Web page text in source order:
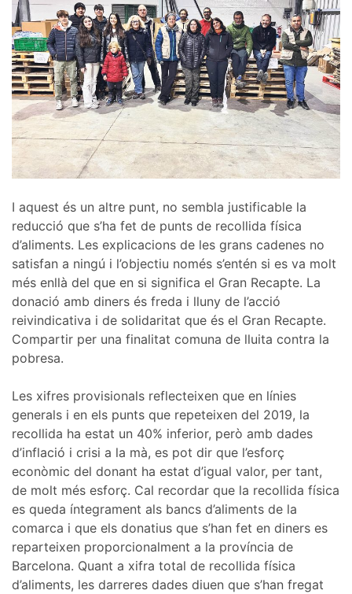
I aquest és un altre punt, no sembla justificable la
reducció que s’ha fet de punts de recollida física
d’aliments. Les explicacions de les grans cadenes no
satisfan a ningú i l’objectiu només s’entén si es va molt
més enllà del que en si significa el Gran Recapte. La
donació amb diners és freda i lluny de l’acció
reivindicativa i de solidaritat que és el Gran Recapte.
Compartir per una finalitat comuna de lluita contra la
pobresa.
Les xifres provisionals reflecteixen que en línies
generals i en els punts que repeteixen del 2019, la
recollida ha estat un 40% inferior, però amb dades
d’inflació i crisi a la mà, es pot dir que l’esforç
econòmic del donant ha estat d’igual valor, per tant,
de molt més esforç. Cal recordar que la recollida física
es queda íntegrament als bancs d’aliments de la
comarca i que els donatius que s’han fet en diners es
reparteixen proporcionalment a la província de
Barcelona. Quant a xifra total de recollida física
d’aliments, les darreres dades diuen que s’han fregat